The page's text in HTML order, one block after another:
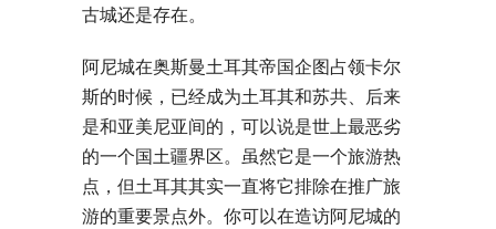
古城还是存在。
阿尼城在奥斯曼土耳其帝国企图占领卡尔
斯的时候，已经成为土耳其和苏共、后来
是和亚美尼亚间的，可以说是世上最恶劣
的一个国土疆界区。虽然它是一个旅游热
点，但土耳其其实一直将它排除在推广旅
游的重要景点外。你可以在造访阿尼城的